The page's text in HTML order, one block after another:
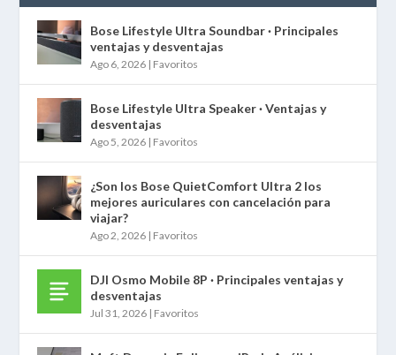
Bose Lifestyle Ultra Soundbar · Principales
ventajas y desventajas
Ago 6, 2026 | Favoritos
Bose Lifestyle Ultra Speaker · Ventajas y
desventajas
Ago 5, 2026 | Favoritos
¿Son los Bose QuietComfort Ultra 2 los
mejores auriculares con cancelación para
viajar?
Ago 2, 2026 | Favoritos
DJI Osmo Mobile 8P · Principales ventajas y
desventajas
Jul 31, 2026 | Favoritos